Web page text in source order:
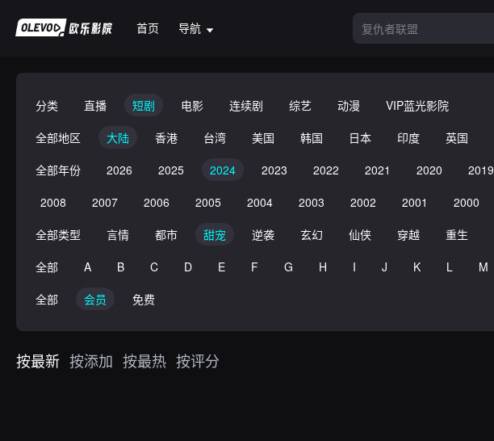
首页 导航
分类 直播 短剧 电影 连续剧 综艺 动漫
VIP蓝光影院
全部地区
大陆 香港 台湾 美国 韩国 日本 印度 英国
全部年份
2026 2025 2024 2023 2022 2021 2020 2019
2008
2007 2006 2005 2004 2003 2002 2001
2000
全部类型
言情 都市 甜宠 逆袭 玄幻 仙侠 穿越 重生
全部
A B C D E F G H I J K L M
全部
会员 免费
按最新 按添加 按最热 按评分